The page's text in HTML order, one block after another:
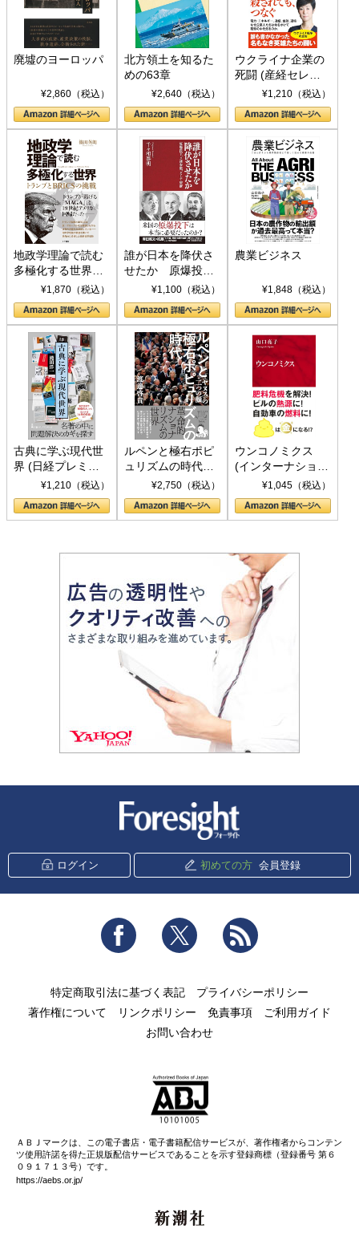
廃墟のヨーロッパ
¥2,860（税込）
北方領土を知るた
めの63章
¥2,640（税込）
ウクライナ企業の
死闘 (産経セレク
ト S 039)¥1,210（税込）
地政学理論で読む
多極化する世界：
トランプとBRICS
の挑戦
¥1,870（税込）
誰が日本を降伏さ
せたか 原爆投
下、ソ連参戦、そ
して聖断 (PHP新
書)
¥1,100（税込）
農業ビジネス
¥1,848（税込）
古典に学ぶ現代世
界 (日経プレミア
シリーズ)¥1,210（税込）
ルペンと極右ポピ
ュリズムの時代：
〈ヤヌス〉の二つ
の顔
¥2,750（税込）
ウンコノミクス
(インターナショナ
ル新書)¥1,045（税込）
ログイン 初めての方 会員登録
Facebook Twitter
特定商取引法に基づく表記
プライバシーポリシー
著作権について
リンクポリシー 免責事項
ご利用ガイド
お問い合わせ
ＡＢＪマークは、この電子書店・電子書籍配信サービスが、著作権者からコンテン
ツ使用許諾を得た正規版配信サービスであることを示す登録商標（登録番号 第６
０９１７１３号）です。
https://aebs.or.jp/